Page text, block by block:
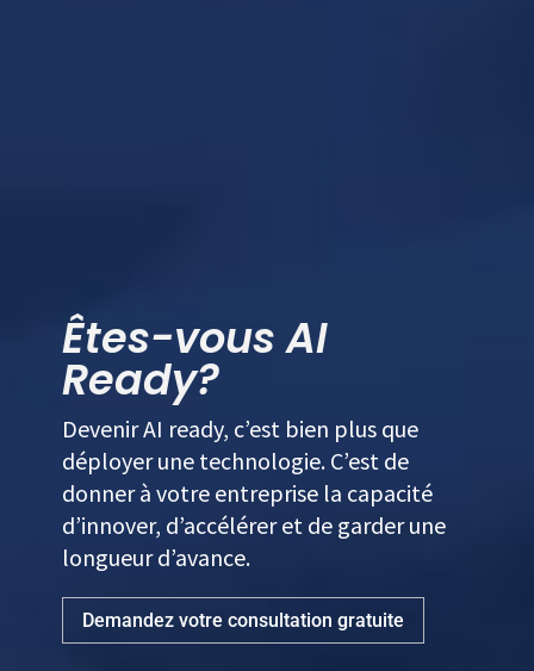
Êtes-vous AI
Ready?
Devenir AI ready, c’est bien plus que
déployer une technologie. C’est de
donner à votre entreprise la capacité
d’innover, d’accélérer et de garder une
longueur d’avance.
Demandez votre consultation gratuite